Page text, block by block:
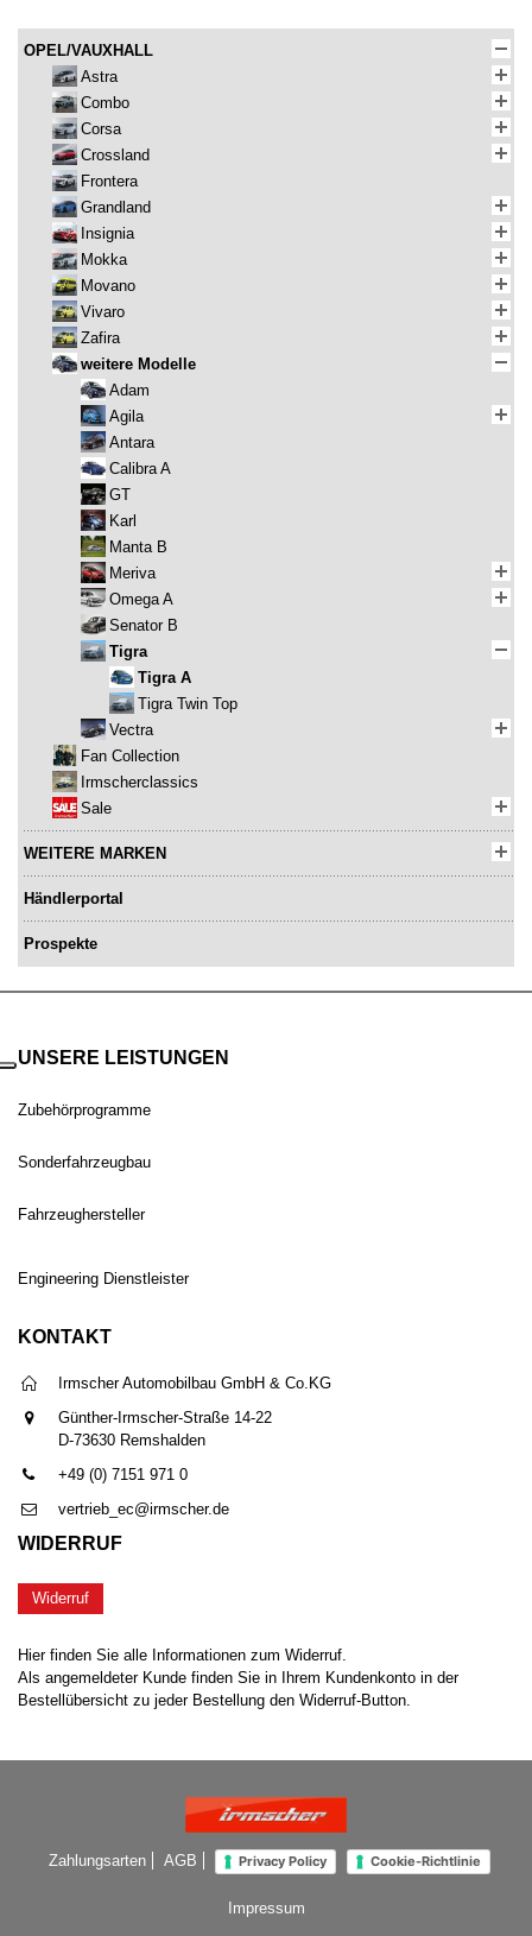
OPEL/VAUXHALL
Astra
Combo
Corsa
Crossland
Frontera
Grandland
Insignia
Mokka
Movano
Vivaro
Zafira
weitere Modelle
Adam
Agila
Antara
Calibra A
GT
Karl
Manta B
Meriva
Omega A
Senator B
Tigra
Tigra A
Tigra Twin Top
Vectra
Fan Collection
Irmscherclassics
Sale
WEITERE MARKEN
Händlerportal
Prospekte
UNSERE LEISTUNGEN
Zubehörprogramme
Sonderfahrzeugbau
Fahrzeughersteller
Engineering Dienstleister
KONTAKT
Irmscher Automobilbau GmbH & Co.KG
Günther-Irmscher-Straße 14-22
D-73630 Remshalden
+49 (0) 7151 971 0
vertrieb_ec@irmscher.de
WIDERRUF
Widerruf
Hier finden Sie alle Informationen zum Widerruf.
Als angemeldeter Kunde finden Sie in Ihrem Kundenkonto in der
Bestellübersicht zu jeder Bestellung den Widerruf-Button.
Zahlungsarten AGB Privacy Policy Cookie-Richtlinie
Impressum